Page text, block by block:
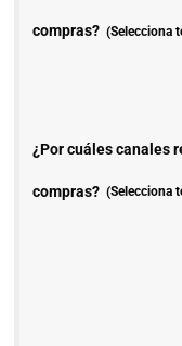
compras? (Selecciona
¿Por cuáles canales
compras? (Selecciona